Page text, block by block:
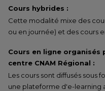
Cours hybrides :
Cette modalité mixe des
ou en journée) et des cours
Cours en ligne organisés
centre CNAM Régional :
Les cours sont diffusés sous
une plateforme d'e-learning